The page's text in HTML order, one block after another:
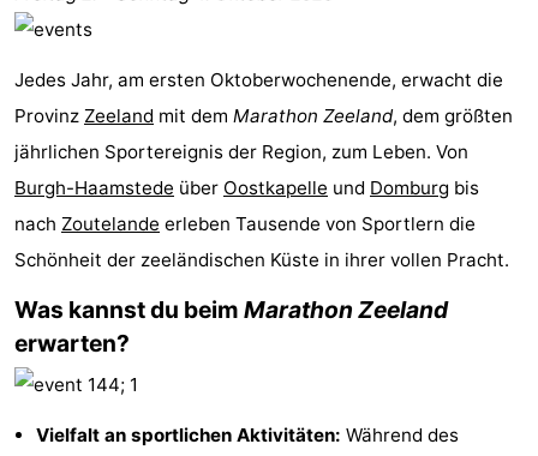
Kurhaus
Soutelande
Campingplätze
Ferienhäuser
-
De
Zandput
-
Duinzicht
-
Joossesweg
-
Jedes Jahr, am ersten Oktoberwochenende, erwacht die
Provinz Zeeland mit dem Marathon Zeeland, dem größten
jährlichen Sportereignis der Region, zum Leben. Von
Burgh-Haamstede über Oostkapelle und Domburg bis
nach Zoutelande erleben Tausende von Sportlern die
Schönheit der zeeländischen Küste in ihrer vollen Pracht.
Was kannst du beim Marathon Zeeland
erwarten?
Vielfalt an sportlichen Aktivitäten: Während des